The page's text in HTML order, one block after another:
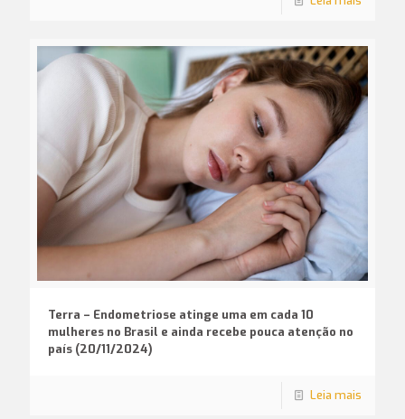
Terra – Endometriose atinge uma em cada 10
mulheres no Brasil e ainda recebe pouca atenção no
país (20/11/2024)
Leia mais